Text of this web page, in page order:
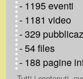
- 1195 eventi
- 1181 video
- 329
- 54 files
- 188 pagine